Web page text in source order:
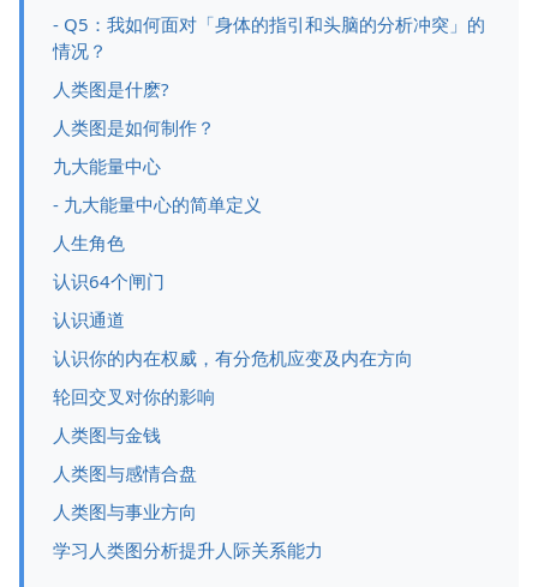
- Q5：我如何面对「身体的指引和头脑的分析冲突」的
情况？
人类图是什麽?
人类图是如何制作？
九大能量中心
- 九大能量中心的简单定义
人生角色
认识64个闸门
认识通道
认识你的内在权威，有分危机应变及内在方向
轮回交叉对你的影响
人类图与金钱
人类图与感情合盘
人类图与事业方向
学习人类图分析提升人际关系能力